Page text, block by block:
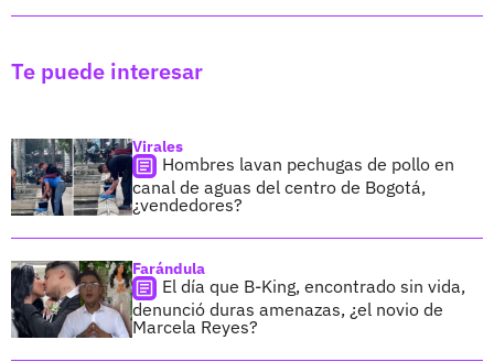
Te puede interesar
Virales
Hombres lavan pechugas de pollo en
canal de aguas del centro de Bogotá,
¿vendedores?
Farándula
El día que B-King, encontrado sin vida,
denunció duras amenazas, ¿el novio de
Marcela Reyes?